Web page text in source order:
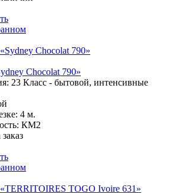
Chocolat 790»
23 Класс - бытовой, интенсивные
4 м.
КМ2